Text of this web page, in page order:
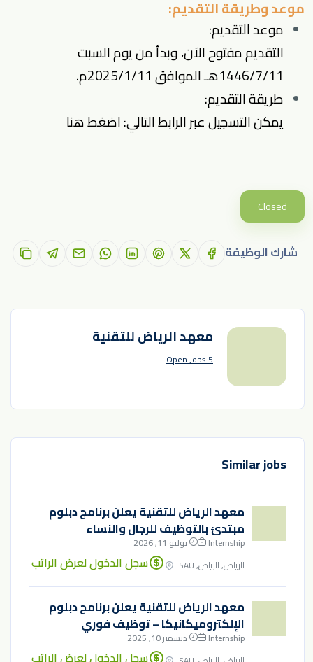
موعد وطريقة التقديم:
موعد التقديم:
التقديم مفتوح الآن، وبدأ من يوم السبت
1446/7/11هـ الموافق 2025/1/11م.
طريقة التقديم:
يمكن التسجيل عبر الرابط التالي:اضغط هنا
Closed
شارك الوظيفة
معهد الرياض للتقنية
5 Open Jobs
Similar jobs
معهد الرياض للتقنية يعلن برنامج دبلوم
مبتدئ بالتوظيف للرجال والنساء
Internship
يوليو 11, 2026
الرياض, الرياض, SAU
سجل الدخول لعرض الراتب
معهد الرياض للتقنية يعلن برنامج دبلوم
الإلكتروميكانيكا – توظيف فوري
Internship
ديسمبر 10, 2025
سجل الدخول لعرض الراتب